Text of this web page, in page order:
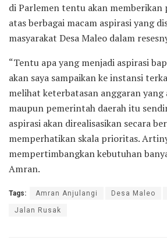
di Parlemen tentu akan memberikan
atas berbagai macam aspirasi yang
masyarakat Desa Maleo dalam
“Tentu apa yang menjadi aspirasi
akan saya sampaikan ke instansi
melihat keterbatasan anggaran yang
maupun pemerintah daerah itu
aspirasi akan direalisasikan secara
memperhatikan skala prioritas.
mempertimbangkan kebutuhan
Amran.
Tags: Amran Anjulangi Desa Maleo
Jalan Rusak